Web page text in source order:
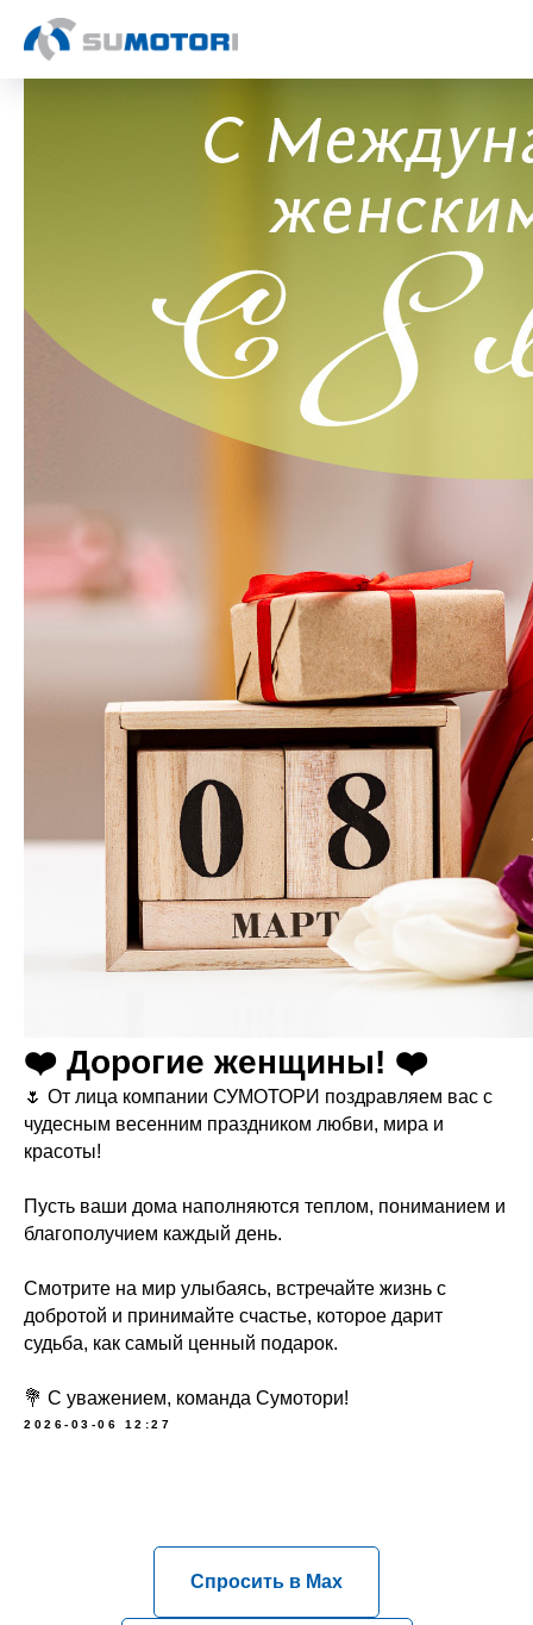
❤️ Дорогие женщины! ❤️
🌷 От лица компании СУМОТОРИ поздравляем вас с
чудесным весенним праздником любви, мира и
красоты!
Пусть ваши дома наполняются теплом, пониманием и
благополучием каждый день.
Смотрите на мир улыбаясь, встречайте жизнь с
добротой и принимайте счастье, которое дарит
судьба, как самый ценный подарок.
💐 С уважением, команда Сумотори!
2026-03-06 12:27
Спросить в Max